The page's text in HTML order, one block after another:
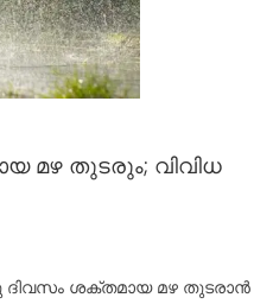
മഴ തുടരും; വിവിധ
ശക്തമായ മഴ തുടരാൻ